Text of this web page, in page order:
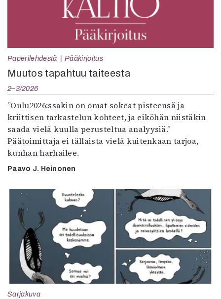
Paperilehdestä Pääkirjoitus
Muutos tapahtuu taiteesta
2–3/2026
”Oulu2026:ssakin on omat sokeat pisteensä ja
kriittisen tarkastelun kohteet, ja eiköhän niistäkin
saada vielä kuulla perusteltua analyysiä.”
Päätoimittaja ei tällaista vielä kuitenkaan tarjoa,
kunhan harhailee.
Paavo J. Heinonen
Sarjakuva